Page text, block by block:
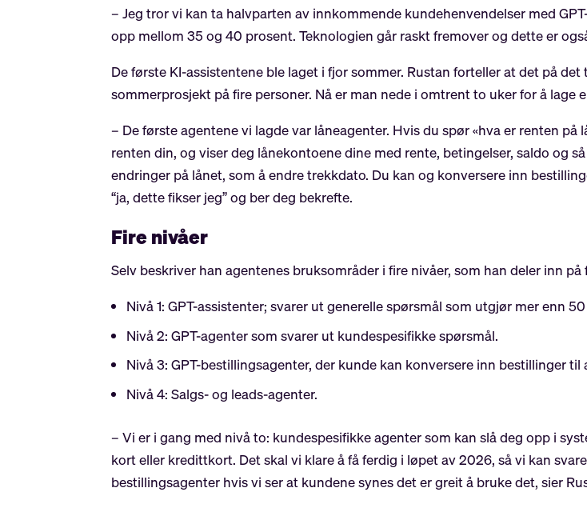
– Jeg tror vi kan ta halvparten av innkommende kundehenvendelser med
opp mellom 35 og 40 prosent. Teknologien går raskt fremover og dette er
De første KI-assistentene ble laget i fjor sommer. Rustan forteller at det på
sommerprosjekt på fire personer. Nå er man nede i omtrent to uker for å lage
– De første agentene vi lagde var låneagenter. Hvis du spør «hva er renten
renten din, og viser deg lånekontoene dine med rente, betingelser, saldo og
endringer på lånet, som å endre trekkdato. Du kan og konversere inn
“ja, dette fikser jeg” og ber deg bekrefte.
Fire nivåer
Selv beskriver han agentenes bruksområder i fire nivåer, som han deler inn
Nivå 1: GPT-assistenter; svarer ut generelle spørsmål som utgjør mer enn
Nivå 2: GPT-agenter som svarer ut kundespesifikke spørsmål.
Nivå 3: GPT-bestillingsagenter, der kunde kan konversere inn bestillinger til
Nivå 4: Salgs- og leads-agenter.
– Vi er i gang med nivå to: kundespesifikke agenter som kan slå deg opp i
kort eller kredittkort. Det skal vi klare å få ferdig i løpet av 2026, så vi kan
bestillingsagenter hvis vi ser at kundene synes det er greit å bruke det, sier